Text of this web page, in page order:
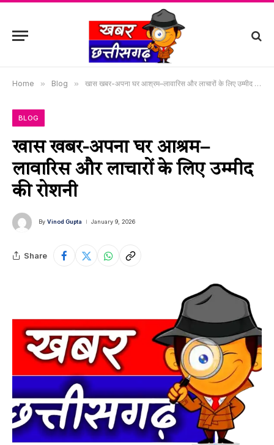
Home » Blog » खास खबर-अपना घर आश्रम–लावारिस और लाचारों के लिए उम्मीद की रोशनी
BLOG
खास खबर-अपना घर आश्रम–
लावारिस और लाचारों के लिए उम्मीद
की रोशनी
By Vinod Gupta January 9, 2026
Share